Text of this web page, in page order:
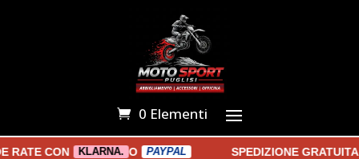
0 Elementi
CON KLARNA. O PAYPAL SPEDIZIONE GRATUITA